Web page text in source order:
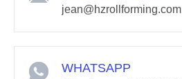
jean@hzrollforming.com
WHATSAPP